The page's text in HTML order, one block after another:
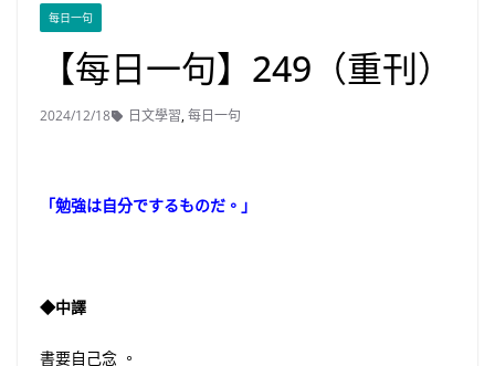
每日一句
【每日一句】249（重刊）
2024/12/18 日文學習,每日一句
「勉強は自分でするものだ。」
◆中譯
書要自己念 。